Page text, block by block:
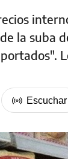
la suba